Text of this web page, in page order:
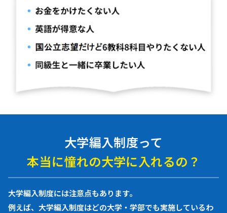
大学編入制度って
本当に憧れの大学に入れるの？
大学編入制度には注意点もあります。
例えば、大学編入制度はどの大学・学部でも実施しているわ